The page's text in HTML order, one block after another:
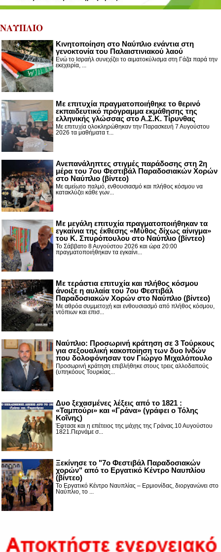
ΝΑΥΠΛΙΟ
Κινητοποίηση στο Ναύπλιο ενάντια στη
γενοκτονία του Παλαιστινιακού λαού
Ενώ το Ισραήλ συνεχίζει το αιματοκύλισμα στη Γάζα παρά την
εκεχειρία, ...
Με επιτυχία πραγματοποιήθηκε το θερινό
εκπαιδευτικό πρόγραμμα εκμάθησης της
ελληνικής γλώσσας στο Α.Σ.Κ. Τίρυνθας
Με επιτυχία ολοκληρώθηκαν την Παρασκευή 7 Αυγούστου
2026 τα μαθήματα τ...
Ανεπανάληπτες στιγμές παράδοσης στη 2η
μέρα του 7ου Φεστιβάλ Παραδοσιακών Χορών
στο Ναύπλιο (βίντεο)
Με αμείωτο παλμό, ενθουσιασμό και πλήθος κόσμου να
κατακλύζει κάθε γων...
Με μεγάλη επιτυχία πραγματοποιήθηκαν τα
εγκαίνια της έκθεσης «Μύθος δίχως αίνιγμα»
του Κ. Σπυρόπουλου στο Ναύπλιο (βίντεο)
Το Σάββατο 8 Αυγούστου 2026 και ώρα 20:00
πραγματοποιήθηκαν τα εγκαίνι...
Με τεράστια επιτυχία και πλήθος κόσμου
άνοιξε η αυλαία του 7ου Φεστιβάλ
Παραδοσιακών Χορών στο Ναύπλιο (βίντεο)
Με αθρόα συμμετοχή και ενθουσιασμό από πλήθος κόσμου,
ντόπιων και επισ...
Ναύπλιο: Προσωρινή κράτηση σε 3 Τούρκους
για σεξουαλική κακοποίηση των δυο Ινδών
που δολοφόνησαν τον Γιώργο Μιχαλόπουλο
Προσωρινή κράτηση επιβλήθηκε στους τρεις αλλοδαπούς
(υπηκόους Τουρκίας...
Δυο ξεχασμένες λέξεις από το 1821 :
«Ταμπούρι» και «Γράνα» (γράφει ο Τόλης
Κοΐνης)
Έφτασε και η επέτειος της μάχης της Γράνας.10 Αυγούστου
1821.Περνάμε σ...
Ξεκίνησε το "7ο Φεστιβάλ Παραδοσιακών
χορών" από το Εργατικό Κέντρο Ναυπλίου
(βίντεο)
Το Εργατικό Κέντρο Ναυπλίας – Ερμιονίδας, διοργανώνει στο
Ναύπλιο, το ...